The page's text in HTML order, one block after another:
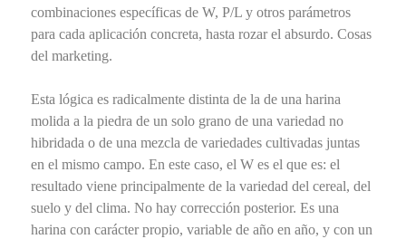
combinaciones específicas de W, P/L y otros parámetros
para cada aplicación concreta, hasta rozar el absurdo. Cosas
del marketing.
Esta lógica es radicalmente distinta de la de una harina
molida a la piedra de un solo grano de una variedad no
hibridada o de una mezcla de variedades cultivadas juntas
en el mismo campo. En este caso, el W es el que es: el
resultado viene principalmente de la variedad del cereal, del
suelo y del clima. No hay corrección posterior. Es una
harina con carácter propio, variable de año en año, y con un